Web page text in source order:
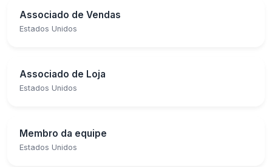
Associado de Vendas
Estados Unidos
Associado de Loja
Estados Unidos
Membro da equipe
Estados Unidos